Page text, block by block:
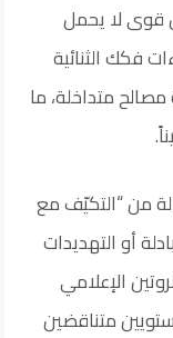
قوى لا يحمل
فكك الثنائية
متداخلة، ما
من “التكيّف مع
أو التهديدات
الإعلامي
متناقضين